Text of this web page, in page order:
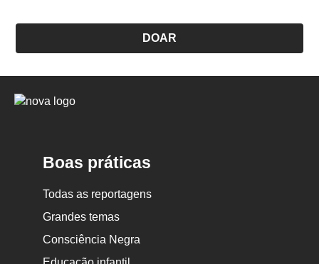
DOAR
Logo
Boas práticas
Todas as reportagens
Grandes temas
Consciência Negra